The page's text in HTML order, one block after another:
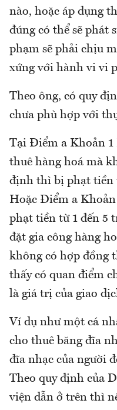
nào, hoặc áp dụng
đúng có thể sẽ phát
phạm sẽ phải chịu
xứng với hành vi vi
Theo ông, có quy
chưa phù hợp với
Tại Điểm a Khoản 1
thuê hàng hoá mà
định thì bị phạt tiền
Hoặc Điểm a
phạt tiền từ 1 đến 5
đặt gia công hàng
không có hợp đồng
thấy có quan điểm
là giá trị của giao
Ví dụ như một cá
cho thuê băng đĩa
đĩa nhạc của người
Theo quy định của
viện dẫn ở trên thì